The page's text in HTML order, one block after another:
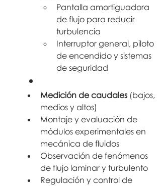
Pantalla amortiguadora
de flujo para reducir
turbulencia
Interruptor general, piloto
de encendido y sistemas
de seguridad
Medición de caudales (bajos,
medios y altos)
Montaje y evaluación de
módulos experimentales en
mecánica de fluidos
Observación de fenómenos
de flujo laminar y turbulento
Regulación y control de